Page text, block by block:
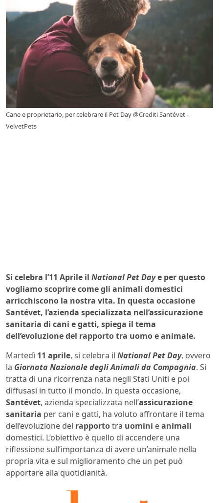
Cane e proprietario, per celebrare il Pet Day @Crediti Santévet -
VelvetPets
Si celebra l’11 Aprile il National Pet Daye per questo
vogliamo scoprire come gli animali domestici
arricchiscono la nostra vita. In questa occasione
Santévet, l’azienda specializzata nell’assicurazione
sanitaria di cani e gatti, spiega il tema
dell’evoluzione del rapporto tra uomo e animale.
Martedì 11 aprile, si celebra il National Pet Day, ovvero
la Giornata Nazionale degli Animali da Compagnia. Si
tratta di una ricorrenza nata negli Stati Uniti e poi
diffusasi in tutto il mondo. In questa occasione,
Santévet, azienda specializzata nell’assicurazione
sanitaria per cani e gatti, ha voluto affrontare il tema
dell’evoluzione del rapportotra uomini eanimali
domestici. L’obiettivo è quello di accendere una
riflessione sull’importanza di avere un’animale nella
propria vita e sul miglioramento che un pet può
apportare alla quotidianità.